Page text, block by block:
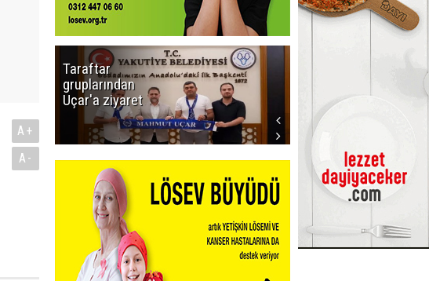
A+
A-
Taraftar
gruplarından
Uçar'a ziyaret
başlıyor! İlk
düdük Bolu'da
çalacak